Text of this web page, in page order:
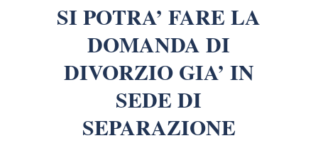
SI POTRA’ FARE LA
DOMANDA DI
DIVORZIO GIA’ IN
SEDE DI
SEPARAZIONE